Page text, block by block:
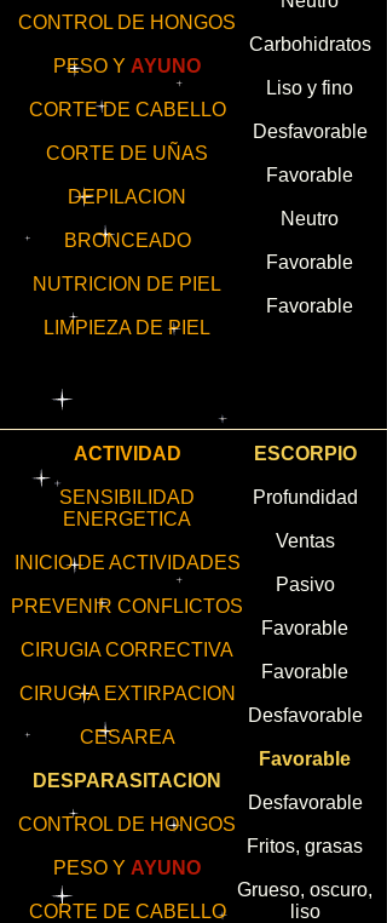
Carbohidratos
Liso y fino
Desfavorable
Favorable
Neutro
Favorable
Favorable
ESCORPIO
Profundidad
Ventas
Pasivo
Favorable
Favorable
Desfavorable
Favorable
Desfavorable
Fritos, grasas
Grueso, oscuro,
liso
CONTROL DE HONGOS
PESO Y AYUNO
CORTE DE CABELLO
CORTE DE UÑAS
DEPILACION
BRONCEADO
NUTRICION DE PIEL
LIMPIEZA DE PIEL
ACTIVIDAD
SENSIBILIDAD
ENERGETICA
INICIO DE ACTIVIDADES
PREVENIR CONFLICTOS
CIRUGIA CORRECTIVA
CIRUGIA EXTIRPACION
CESAREA
DESPARASITACION
CONTROL DE HONGOS
PESO Y AYUNO
CORTE DE CABELLO